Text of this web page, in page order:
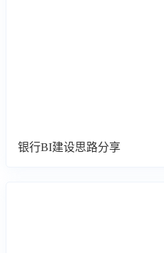
银行BI建设思路分享